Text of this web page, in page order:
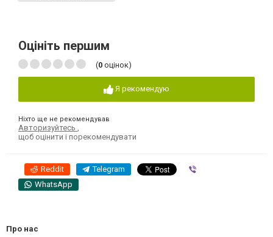
Оцініть першим
(0 оцінок)
Я рекомендую
Ніхто ще не рекомендував
Авторизуйтесь
щоб оцінити і порекомендувати
Reddit Telegram
WhatsApp
Про нас